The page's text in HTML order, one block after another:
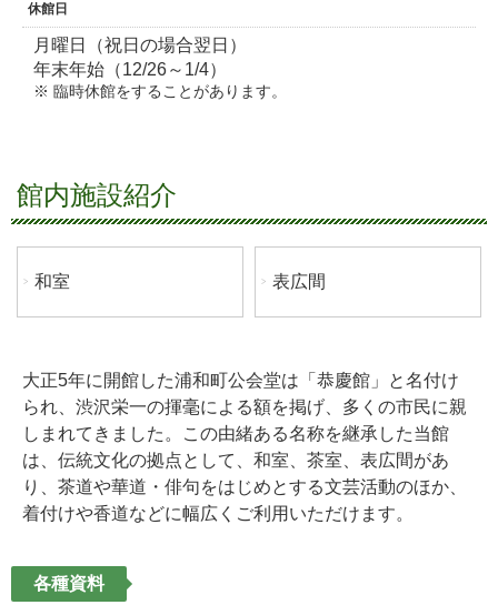
休館日
月曜日（祝日の場合翌日）
年末年始（12/26～1/4）
臨時休館をすることがあります。
館内施設紹介
和室 表広間
大正5年に開館した浦和町公会堂は「恭慶館」と名付け
られ、渋沢栄一の揮毫による額を掲げ、多くの市民に親
しまれてきました。この由緒ある名称を継承した当館
は、伝統文化の拠点として、和室、茶室、表広間があ
り、茶道や華道・俳句をはじめとする文芸活動のほか、
着付けや香道などに幅広くご利用いただけます。
各種資料